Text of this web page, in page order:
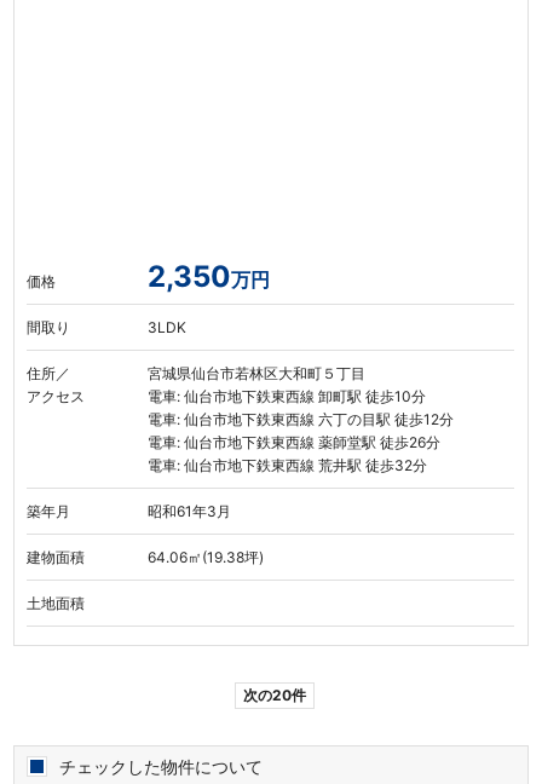
価格 2,350万円
間取り 3LDK
住所／
アクセス
宮城県仙台市若林区大和町５丁目
電車: 仙台市地下鉄東西線 卸町駅 徒歩10分
電車: 仙台市地下鉄東西線 六丁の目駅 徒歩12分
電車: 仙台市地下鉄東西線 薬師堂駅 徒歩26分
電車: 仙台市地下鉄東西線 荒井駅 徒歩32分
築年月 昭和61年3月
建物面積 64.06㎡(19.38坪)
土地面積
次の20件
チェックした物件について